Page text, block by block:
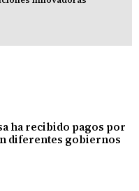
ha recibido pagos por
diferentes gobiernos